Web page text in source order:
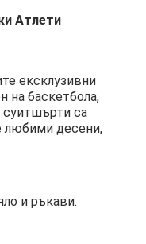
Атлети
ексклузивни
на баскетбола,
суитшърти са
любими десени,
и ръкави.